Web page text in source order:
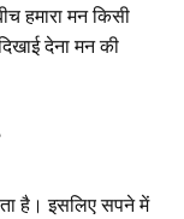
हमारा मन किसी
देना मन की
है। इसलिए सपने में